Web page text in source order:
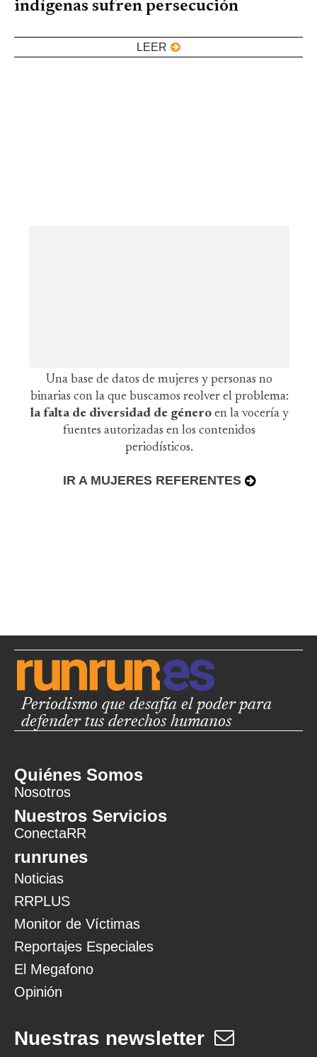
indígenas sufren persecución
LEER
Una base de datos de mujeres y personas no
binarias con la que buscamos reolver el problema:
la falta de diversidad de género en la vocería y
fuentes autorizadas en los contenidos
periodísticos.
IR A MUJERES REFERENTES
Periodismo que desafía el poder para
defender tus derechos humanos
Quiénes Somos
Nosotros
Nuestros Servicios
ConectaRR
runrunes
Noticias
RRPLUS
Monitor de Víctimas
Reportajes Especiales
El Megafono
Opinión
Nuestras newsletter